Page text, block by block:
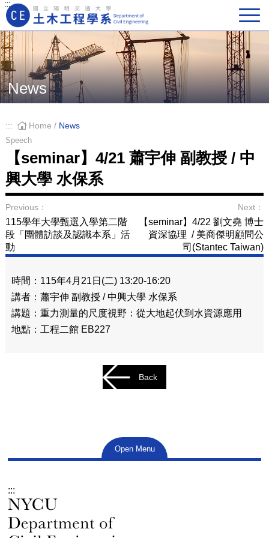
:::
Main Navigation
News
::: Home / News
Speech
【seminar】4/21 蕭宇伸 副教授 / 中
興大學 水保系
Previous：
115學年大學甄選入學第二階
段「團體訪談及認識本系」活
動
Next：
【seminar】4/22 劉文堯 博士
資深協理 / 美商傑明顧問公
司(Stantec Taiwan)
時間：115年4月21日(二) 13:20-16:20
講者：蕭宇伸 副教授 / 中興大學 水保系
講題：重力測量的尺度視野：從大地起伏到水資源應用
地點：工程二館 EB227
Back
Open Menu
:::